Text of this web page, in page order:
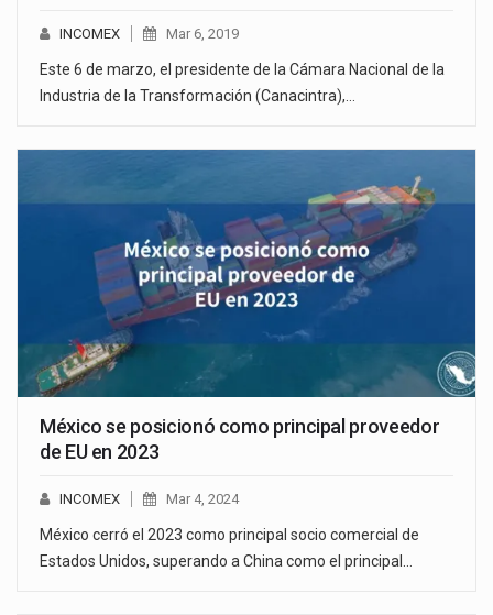
INCOMEX Mar 6, 2019
Este 6 de marzo, el presidente de la Cámara Nacional de la
Industria de la Transformación (Canacintra),…
México se posicionó como principal proveedor
de EU en 2023
INCOMEX Mar 4, 2024
México cerró el 2023 como principal socio comercial de
Estados Unidos, superando a China como el principal…